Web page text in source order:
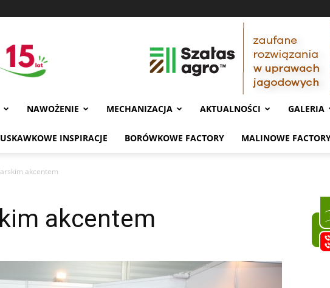
NAWOŻENIE MECHANIZACJA AKTUALNOŚCI GALERIA
INSPIRACJE BORÓWKOWE FACTORY MALINOWE
akcentem
akcentem